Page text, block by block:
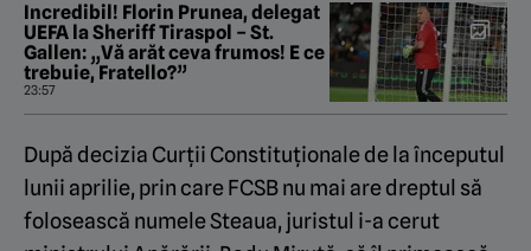
Incredibil! Florin Prunea, delegat
UEFA la Sheriff Tiraspol – St.
Gallen: „Vă arăt ceva frumos! E ce
trebuie, Fratello?”
23:57
După decizia Curții Constituționale de la începutul
lunii aprilie, prin care FCSB nu mai are dreptul să
folosească numele Steaua, juristul i-a cerut